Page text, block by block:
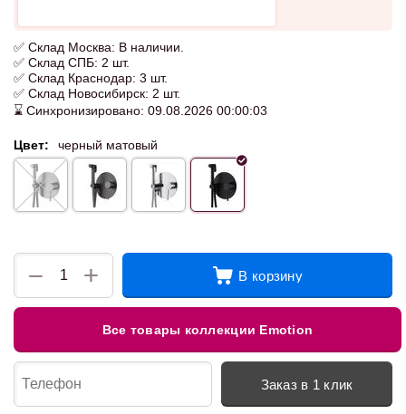
✅ Склад Москва: В наличии.
✅ Склад СПБ: 2 шт.
✅ Склад Краснодар: 3 шт.
✅ Склад Новосибирск: 2 шт.
⌛ Синхронизировано: 09.08.2026 00:00:03
Цвет: черный матовый
+
− В корзину
Все товары коллекции Emotion
Заказ в 1 клик